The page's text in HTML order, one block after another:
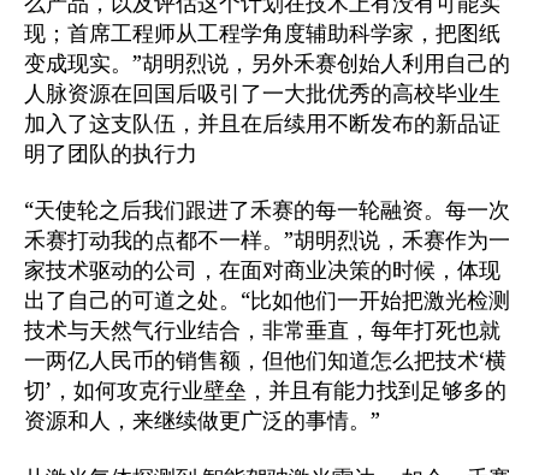
现；首席工程师从工程学角度辅助科学家，把图纸
变成现实。”胡明烈说，另外禾赛创始人利用自己的
人脉资源在回国后吸引了一大批优秀的高校毕业生
加入了这支队伍，并且在后续用不断发布的新品证
明了团队的执行力
“天使轮之后我们跟进了禾赛的每一轮融资。每一次
禾赛打动我的点都不一样。”胡明烈说，禾赛作为一
家技术驱动的公司，在面对商业决策的时候，体现
出了自己的可道之处。“比如他们一开始把激光检测
技术与天然气行业结合，非常垂直，每年打死也就
一两亿人民币的销售额，但他们知道怎么把技术‘横
切’，如何攻克行业壁垒，并且有能力找到足够多的
资源和人，来继续做更广泛的事情。”